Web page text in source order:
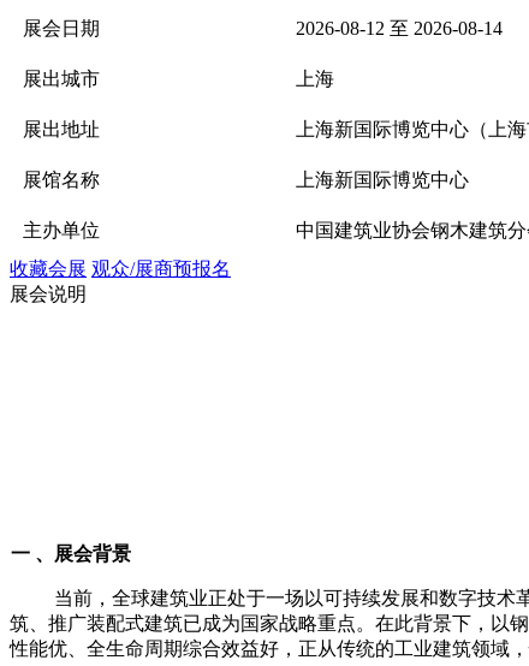
展会日期 2026-08-12 至 2026-08-14
展出城市 上海
展出地址 上海新国际博览中心（上
展馆名称 上海新国际博览中心
主办单位
中国建筑业协会钢木建筑
收藏会展 观众/展商预报名
展会说明
一 、展会背景
当前，全球建筑业正处于一场以可持续发展和数字技
筑、推广装配式建筑已成为国家战略重点。在此背景下，以
性能优、全生命周期综合效益好，正从传统的工业建筑领域